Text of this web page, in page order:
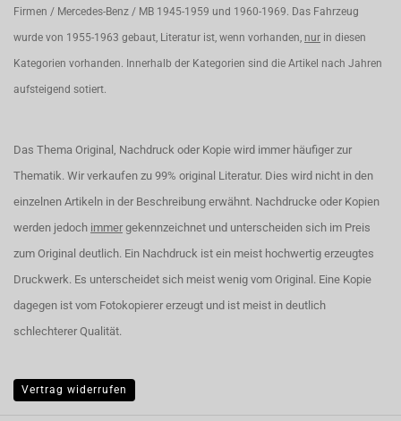
Firmen / Mercedes-Benz / MB 1945-1959 und 1960-1969. Das Fahrzeug
wurde von 1955-1963 gebaut, Literatur ist, wenn vorhanden, nur in diesen
Kategorien vorhanden. Innerhalb der Kategorien sind die Artikel nach Jahren
aufsteigend sotiert.
Das Thema Original, Nachdruck oder Kopie wird immer häufiger zur
Thematik. Wir verkaufen zu 99% original Literatur. Dies wird nicht in den
einzelnen Artikeln in der Beschreibung erwähnt. Nachdrucke oder Kopien
werden jedoch immer gekennzeichnet und unterscheiden sich im Preis
zum Original deutlich. Ein Nachdruck ist ein meist hochwertig erzeugtes
Druckwerk. Es unterscheidet sich meist wenig vom Original. Eine Kopie
dagegen ist vom Fotokopierer erzeugt und ist meist in deutlich
schlechterer Qualität.
Vertrag widerrufen